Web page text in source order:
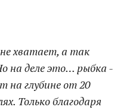
хватает, а так
на деле это… рыбка -
на глубине от 20
Только благодаря